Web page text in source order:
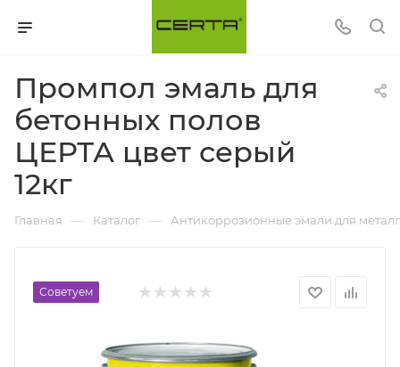
Промпол эмаль для
бетонных полов
ЦЕРТА цвет серый
12кг
Главная — Каталог — Антикоррозионные эмали для
Советуем